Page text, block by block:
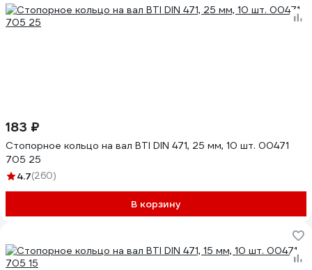
183 ₽
Стопорное кольцо на вал BTI DIN 471, 25 мм, 10 шт. 00471
705 25
4.7(260)
В корзину